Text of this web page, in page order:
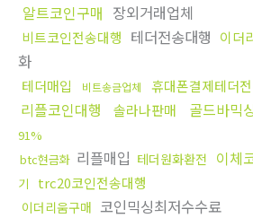
알트코인구매 장외거래업체
비트코인전송대행 테더전송대행 이더
화
테더매입 비트송금업체 휴대폰결제테더
리플코인대행 솔라나판매 골드바믹
91%
btc현금화 리플매입 테더원화환전 이체
기
trc20코인전송대행
이더리움구매 코인믹싱최저수수료